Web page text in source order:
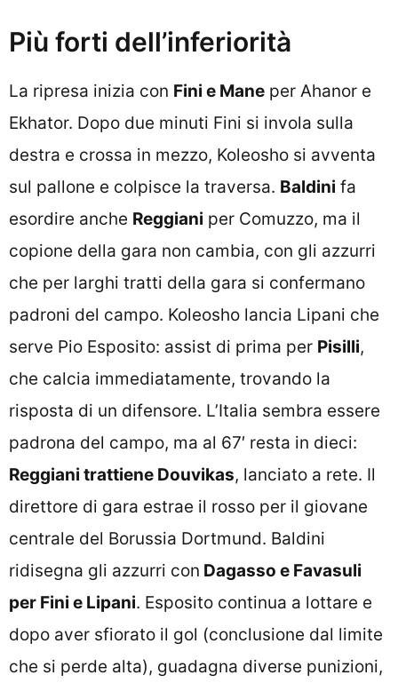
Più forti dell’inferiorità
La ripresa inizia con Fini e Mane per Ahanor e
Ekhator. Dopo due minuti Fini si invola sulla
destra e crossa in mezzo, Koleosho si avventa
sul pallone e colpisce la traversa. Baldini fa
esordire anche Reggiani per Comuzzo, ma il
copione della gara non cambia, con gli azzurri
che per larghi tratti della gara si confermano
padroni del campo. Koleosho lancia Lipani che
serve Pio Esposito: assist di prima per Pisilli,
che calcia immediatamente, trovando la
risposta di un difensore. L’Italia sembra essere
padrona del campo, ma al 67′ resta in dieci:
Reggiani trattiene Douvikas, lanciato a rete. Il
direttore di gara estrae il rosso per il giovane
centrale del Borussia Dortmund. Baldini
ridisegna gli azzurri con Dagasso e Favasuli
per Fini e Lipani. Esposito continua a lottare e
dopo aver sfiorato il gol (conclusione dal limite
che si perde alta), guadagna diverse punizioni,